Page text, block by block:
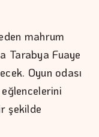
mahrum
Tarabya Fuaye
Oyun odası
şekilde